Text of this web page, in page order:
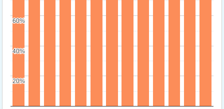
20%
20%
40%
40%
60%
60%